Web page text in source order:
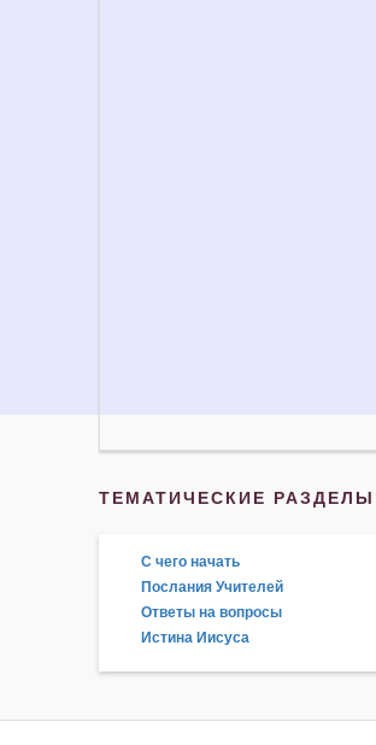
ТЕМАТИЧЕСКИЕ
С чего начать
Послания Учителей
Ответы на вопросы
Истина Иисуса